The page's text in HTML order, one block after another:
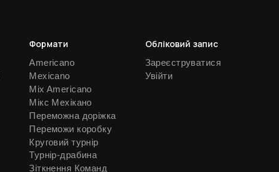
Формати
Americano
Mexicano
Mix Americano
Мікс Мехікано
Переможна доріжка
Переможи коробку
Круговий турнір
Турнір-драбина
Зіткнення Команд
Обліковий запис
Зареєструватися
Увійти